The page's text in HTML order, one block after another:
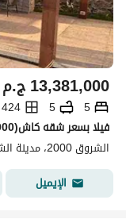
ج.م13,381,000
5
5
424 متر مربع
الشروق 2000، مدينة الشروق، القاهرة
الإيميل